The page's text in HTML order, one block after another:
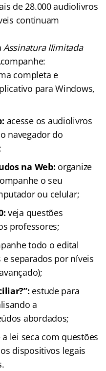
de 28.000 audiolivros
continuam
Assinatura Ilimitada
completa e
para Windows,
acesse os audiolivros
navegador do
na Web: organize
o seu
ou celular;
veja questões
professores;
todo o edital
separados por níveis
estude para
a
abordados;
lei seca com questões
dispositivos legais